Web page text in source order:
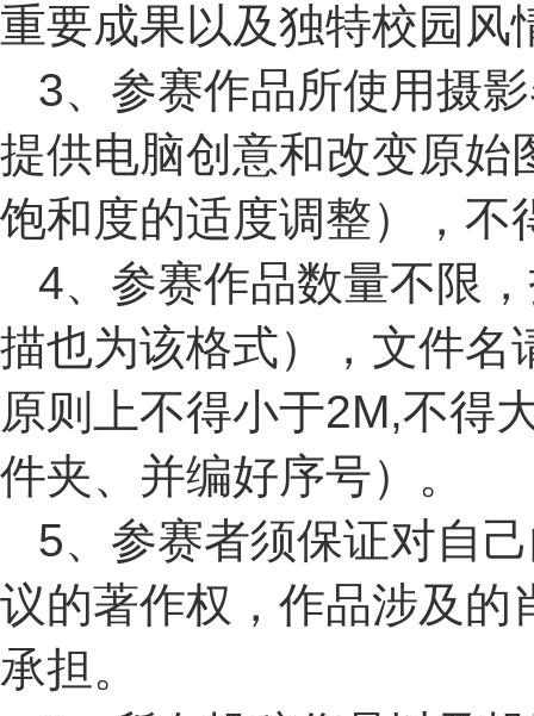
重要成果以及独特校园
3、参赛作品所使用摄
提供电脑创意和改变原始
饱和度的适度调整），不
4、参赛作品数量不限
描也为该格式），文件名
原则上不得小于2M,不得
件夹、并编好序号）。
5、参赛者须保证对自
议的著作权，作品涉及的
承担。